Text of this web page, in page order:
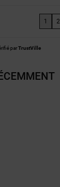
1 2
parTrustVille